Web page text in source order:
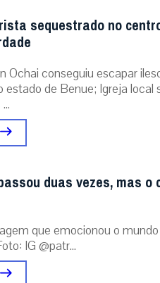
sequestrado no
Ochai conseguiu escapar
estado de Benue; Igreja local
duas vezes, mas o
que emocionou o
IG @patr...